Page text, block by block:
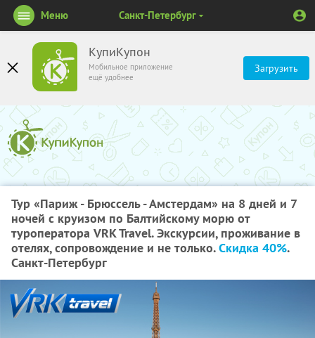
КупиКупон
Мобильное приложение
ещё удобнее
Загрузить
Меню Санкт-Петербург
Тур «Париж - Брюссель - Амстердам» на 8 дней и 7
ночей с круизом по Балтийскому морю от
туроператора VRK Travel. Экскурсии, проживание в
отелях, сопровождение и не только.Скидка 40%.
Санкт-Петербург